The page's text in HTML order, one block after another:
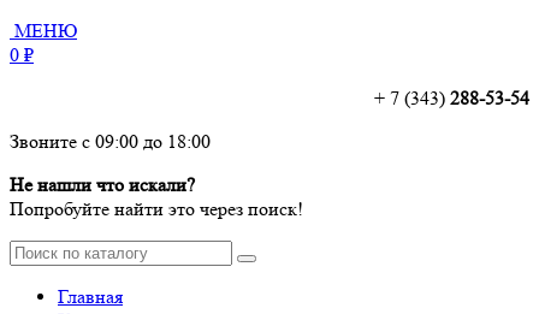
МЕНЮ
0 ₽
+ 7 (343) 288-53-54
Звоните с 09:00 до 18:00
Не нашли что искали?
Попробуйте найти это через поиск!
Главная